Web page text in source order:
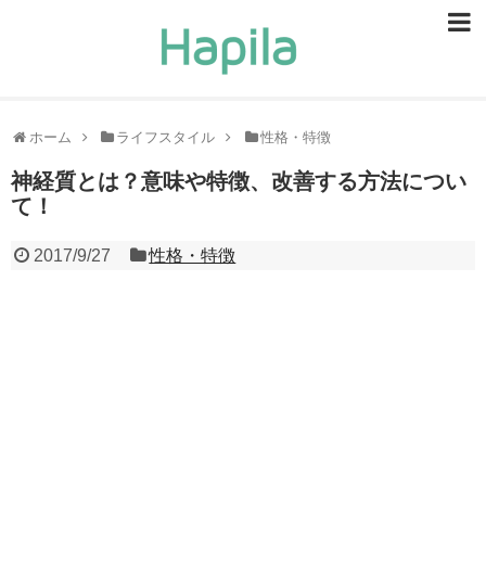
ホーム ライフスタイル 性格・特徴
神経質とは？意味や特徴、改善する方法につい
て！
2017/9/27 性格・特徴
ヘアケア
ヘルスケア
食事・食べ物